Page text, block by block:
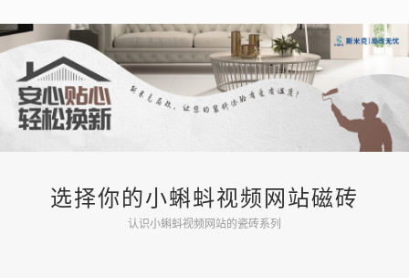
销售网络 展厅鉴赏 在线客服
选择你的小蝌蚪视频网站磁砖
认识小蝌蚪视频网站的瓷砖系列